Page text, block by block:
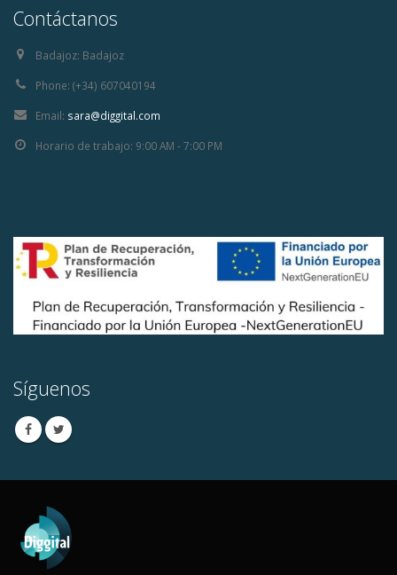
Contáctanos
Badajoz: Badajoz
Phone: (+34) 607040194
Email: sara@diggital.com
Horario de trabajo: 9:00 AM - 7:00 PM
Síguenos